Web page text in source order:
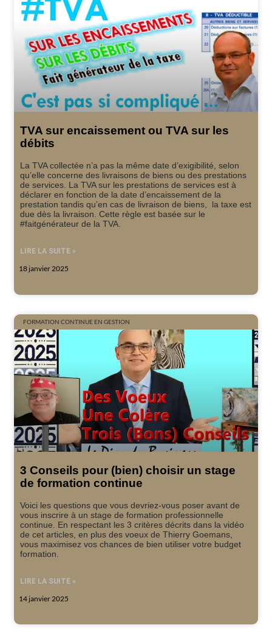
TVA sur encaissement ou TVA sur les
débits
La TVA collectée n’a pas la même date d’exigibilité, selon
qu’elle concerne des livraisons de biens ou des prestations
de services. La TVA sur les prestations de services est à
déclarer en fonction de la date d’encaissement de la
prestation tandis qu’en cas de livraison de biens, la taxe est
due dès la livraison. Cette règle est basée sur le
#faitgénérateur de la TVA.
LIRE LA SUITE »
18 janvier 2025
FORMATION CONTINUE EN GESTION
3 Conseils pour (bien) choisir un stage
de formation continue
Voici les questions que vous devriez-vous poser avant de
vous inscrire à un stage de formation professionnelle
continue. En respectant les 3 critères décrits dans la vidéo
de cet articles, en plus des voeux de Thierry Goemans,
vous maximisez vos chances de bien utiliser votre budget
formation.
LIRE LA SUITE »
14 janvier 2025